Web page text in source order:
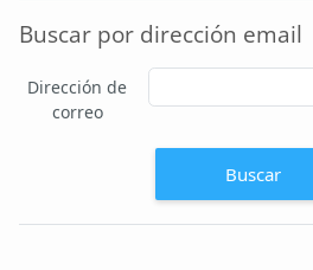
Buscar por dirección email
Buscar por dirección email
Dirección de
correo